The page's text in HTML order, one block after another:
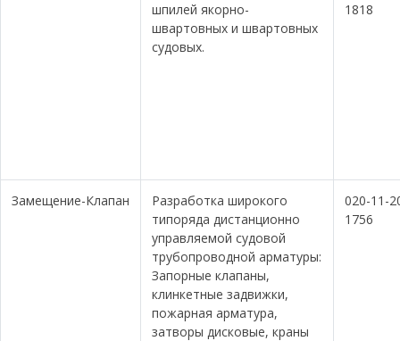
шпилей якорно-
швартовных и швартовных
судовых.
1818
Замещение-Клапан
Разработка широкого
типоряда дистанционно
управляемой судовой
трубопроводной арматуры:
Запорные клапаны,
клинкетные задвижки,
пожарная арматура,
затворы дисковые, краны
020-11-
1756